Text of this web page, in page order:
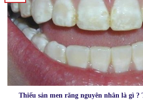
Thiếu sản men răng nguyên nhân là gì ?